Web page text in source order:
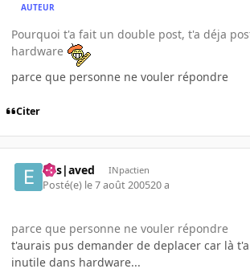
AUTEUR
Pourquoi t'a fait un double post, t'a déja
hardware
parce que personne ne vouler répondre
Citer
Ens|aved INpactien
Posté(e) le 7 août 200520 a
parce que personne ne vouler répondre
t'aurais pus demander de deplacer car là
inutile dans hardware...